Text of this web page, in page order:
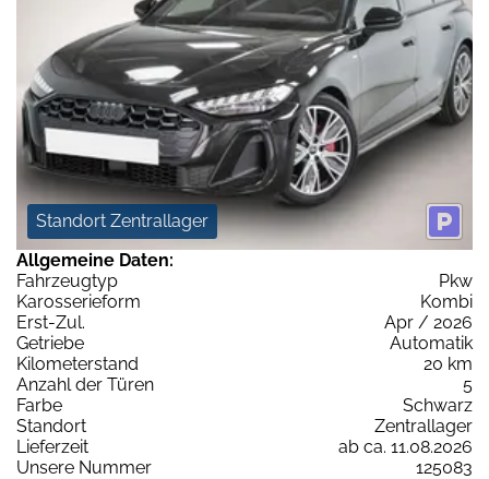
Standort Zentrallager
Allgemeine Daten:
Fahrzeugtyp
Pkw
Karosserieform
Kombi
Erst-Zul.
Apr / 2026
Getriebe
Automatik
Kilometerstand
20 km
Anzahl der Türen
5
Farbe
Schwarz
Standort
Zentrallager
Lieferzeit
ab ca. 11.08.2026
Unsere Nummer
125083